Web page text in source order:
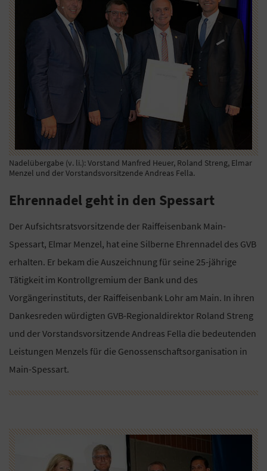
Nadelübergabe (v. li.): Vorstand Manfred Heuer, Roland Streng, Elmar
Menzel und der Vorstandsvorsitzende Andreas Fella.
Ehrennadel geht in den Spessart
Der Aufsichtsratsvorsitzende der Raiffeisenbank Main-
Spessart, Elmar Menzel, hat eine Silberne Ehrennadel des GVB
erhalten. Er bekam die Auszeichnung für seine 25-jährige
Tätigkeit im Kontrollgremium der Bank und des
Vorgängerinstituts, der Raiffeisenbank Lohr am Main. In ihren
Dankesreden würdigten GVB-Regionaldirektor Roland Streng
und der Vorstandsvorsitzende Andreas Fella die bedeutenden
Leistungen Menzels für die Genossenschaftsorganisation in
Main-Spessart.